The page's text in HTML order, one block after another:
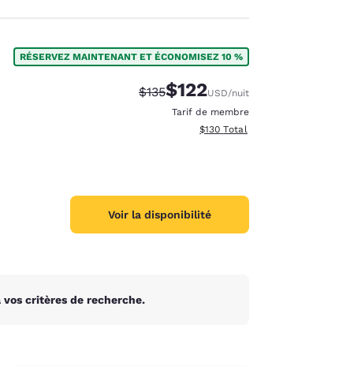
RÉSERVEZ MAINTENANT ET ÉCONOMISEZ 10 %
Tarif barré :
$135Tarif réduit :
$122USD/nuit
Tarif de membre
Afficher les détails totaux
$130 Total
Voir la disponibilité
critères de recherche.